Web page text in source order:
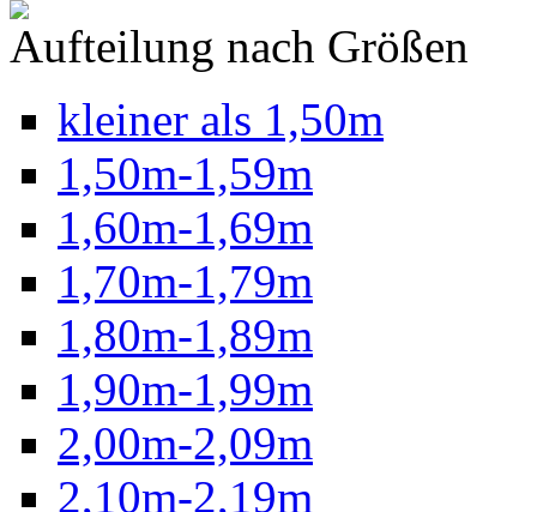
Aufteilung nach Größen
kleiner als 1,50m
1,50m-1,59m
1,60m-1,69m
1,70m-1,79m
1,80m-1,89m
1,90m-1,99m
2,00m-2,09m
2,10m-2,19m